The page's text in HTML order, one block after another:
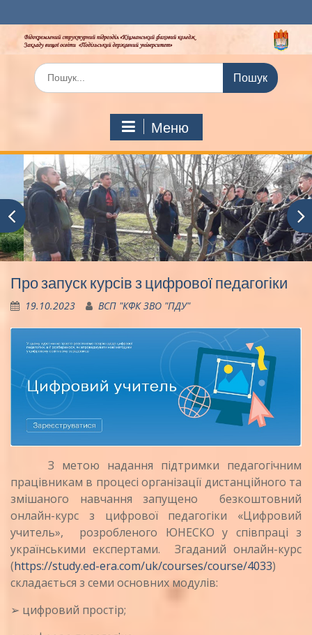
до
вмісту
Шукати:
Меню
Про запуск курсів з цифрової педагогіки
19.10.2023 ВСП "КФК ЗВО "ПДУ"
З метою надання підтримки педагогічним
працівникам в процесі організації дистанційного та
змішаного навчання запущено безкоштовний
онлайн-курс з цифрової педагогіки «Цифровий
учитель», розробленого ЮНЕСКО у співпраці з
українськими експертами. Згаданий онлайн-курс
(https://study.ed-era.com/uk/courses/course/4033)
складається з семи основних модулів:
➢ цифровий простір;